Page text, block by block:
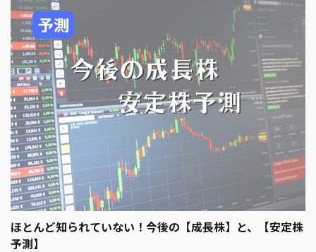
ほとんど知られていない！今後の【成長株】と、【安定株
予測】